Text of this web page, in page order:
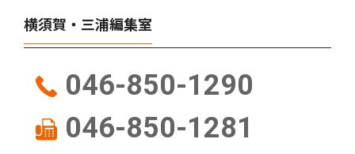
横須賀・三浦編集室
046-850-1290
046-850-1281